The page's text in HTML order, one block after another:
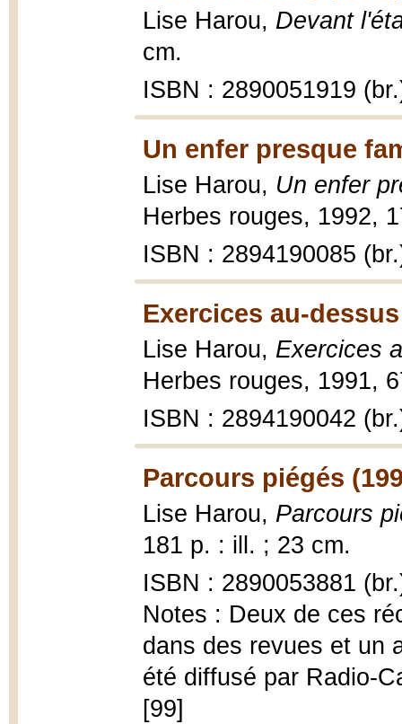
Lise Harou, Devant
cm.
ISBN : 2890051919
Un enfer presque
Lise Harou, Un enfer
Herbes rouges, 1992,
ISBN : 2894190085
Exercices au-
Lise Harou, Exercices
Herbes rouges, 1991,
ISBN : 2894190042
Parcours piégés
Lise Harou, Parcours
181 p. : ill. ; 23 cm.
ISBN : 2890053881
Notes : Deux de ces
dans des revues et un
été diffusé par Radio-
[99]